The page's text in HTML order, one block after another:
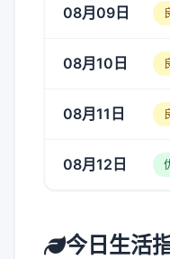
08月09日
08月10日
08月11日
08月12日
今日生活